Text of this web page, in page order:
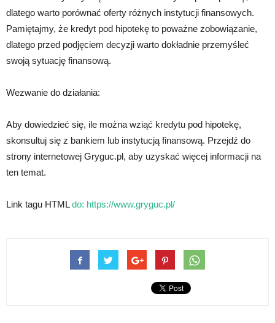
dlatego warto porównać oferty różnych instytucji finansowych.
Pamiętajmy, że kredyt pod hipotekę to poważne zobowiązanie,
dlatego przed podjęciem decyzji warto dokładnie przemyśleć
swoją sytuację finansową.
Wezwanie do działania:
Aby dowiedzieć się, ile można wziąć kredytu pod hipotekę,
skonsultuj się z bankiem lub instytucją finansową. Przejdź do
strony internetowej Gryguc.pl, aby uzyskać więcej informacji na
ten temat.
Link tagu HTMLdo: https://www.gryguc.pl/